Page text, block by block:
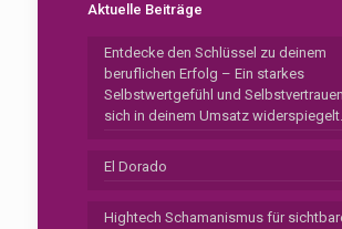
Aktuelle Beiträge
Entdecke den Schlüssel zu deinem
beruflichen Erfolg – Ein starkes
Selbstwertgefühl und
sich in deinem Umsatz widerspiegelt.
El Dorado
Hightech Schamanismus für